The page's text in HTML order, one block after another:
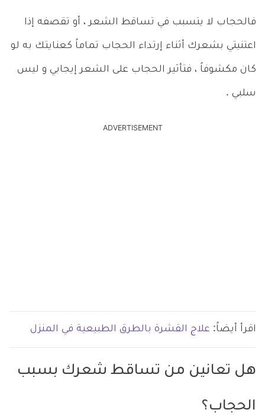
فالحجاب لا يتسبب في تساقط الشعر ، أو تقصفه إذا
اعتنيتي بشعرك أثناء إرتداء الحجاب تماماً كعنايتك به لو
كان مكشوفاً ، فتأثير الحجاب على الشعر إيجابي و ليس
سلبي .
ADVERTISEMENT
اقرأ أيضاً: علاج القشرة بالطرق الطبيعية في المنزل
هل تعانين من تساقط شعرك بسبب
الحجاب؟